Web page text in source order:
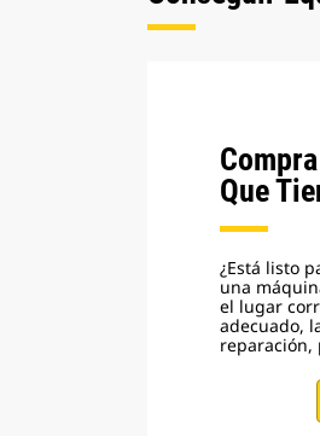
Que
¿Está listo
una
el lugar
adecuado,
reparación,